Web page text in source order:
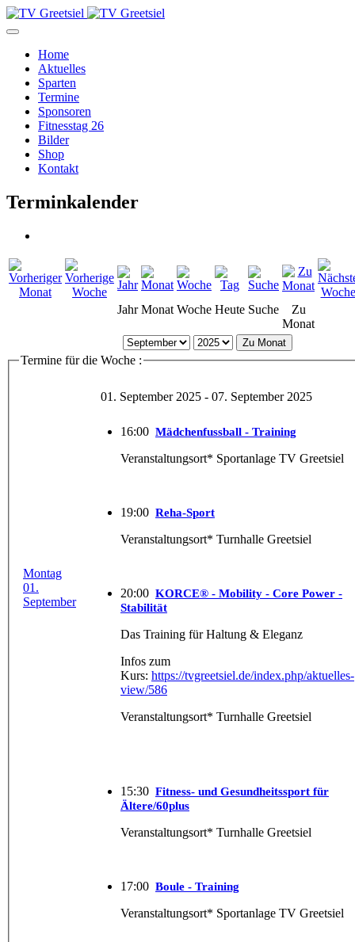
Home
Aktuelles
Sparten
Termine
Sponsoren
Fitnesstag 26
Bilder
Shop
Kontakt
Terminkalender
Jahr Monat Woche Heute Suche
Zu
Monat
Zu Monat
Termine für die Woche :
01. September 2025 - 07. September 2025
Montag
01.
September
16:00 Mädchenfussball - Training
Veranstaltungsort* Sportanlage TV Greetsiel
19:00 Reha-Sport
Veranstaltungsort* Turnhalle Greetsiel
20:00 KORCE® - Mobility - Core Power -
Stabilität
Das Training für Haltung & Eleganz
Infos zum
Kurs: https://tvgreetsiel.de/index.php/aktuelles-
view/586
Veranstaltungsort* Turnhalle Greetsiel
15:30 Fitness- und Gesundheitssport für
Ältere/60plus
Veranstaltungsort* Turnhalle Greetsiel
17:00 Boule - Training
Veranstaltungsort* Sportanlage TV Greetsiel